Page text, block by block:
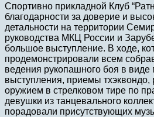
Спортивно прикладной Клуб
благодарности за доверие и
детальности на территории
руководства МКЦ России и
большое выступление. В ходе,
продемонстрировали всем
ведения рукопашного боя в виде
выступления, приемы тхэквондо,
оружием в стрелковом тире по
девушки из танцевального
порадовали присутствующих